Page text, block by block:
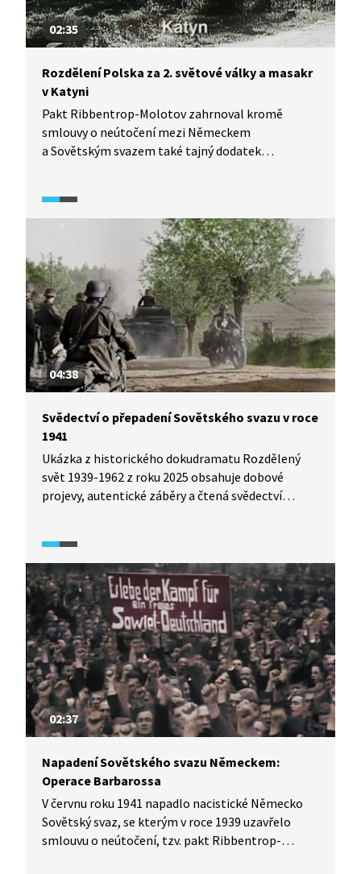
02:35
Rozdělení Polska za 2. světové války a masakr
v Katyni
Pakt Ribbentrop-Molotov zahrnoval kromě
smlouvy o neútočení mezi Německem
a Sovětským svazem také tajný dodatek
Apokalypsa: 2. světová válka (2009) popisuje
prostřednictvím komentáře a dobových záběrů
situaci v Polsku po jeho rozdělení mezi Německo
a Sovětský svaz. Velká pozornost je pak zaměřena
na to, kdy Sověti zajali statisíce polských vojáků
a v dubnu 1940 v Katyni několik tisíc důstojníků
zastřelili.
04:38
Svědectví o přepadení Sovětského svazu v roce
1941
Ukázka z historického dokudramatu Rozdělený
svět 1939-1962 z roku 2025 obsahuje dobové
projevy, autentické záběry a čtená svědectví
Vystupuje zde také postava Nikity Sergejeviče
Chruščova, který se snaží dát Stalinovi zprávu
o chystaném útoku.
02:37
Napadení Sovětského svazu Německem:
Operace Barbarossa
V červnu roku 1941 napadlo nacistické Německo
Sovětský svaz, se kterým v roce 1939 uzavřelo
smlouvu o neútočení, tzv. pakt Ribbentrop-